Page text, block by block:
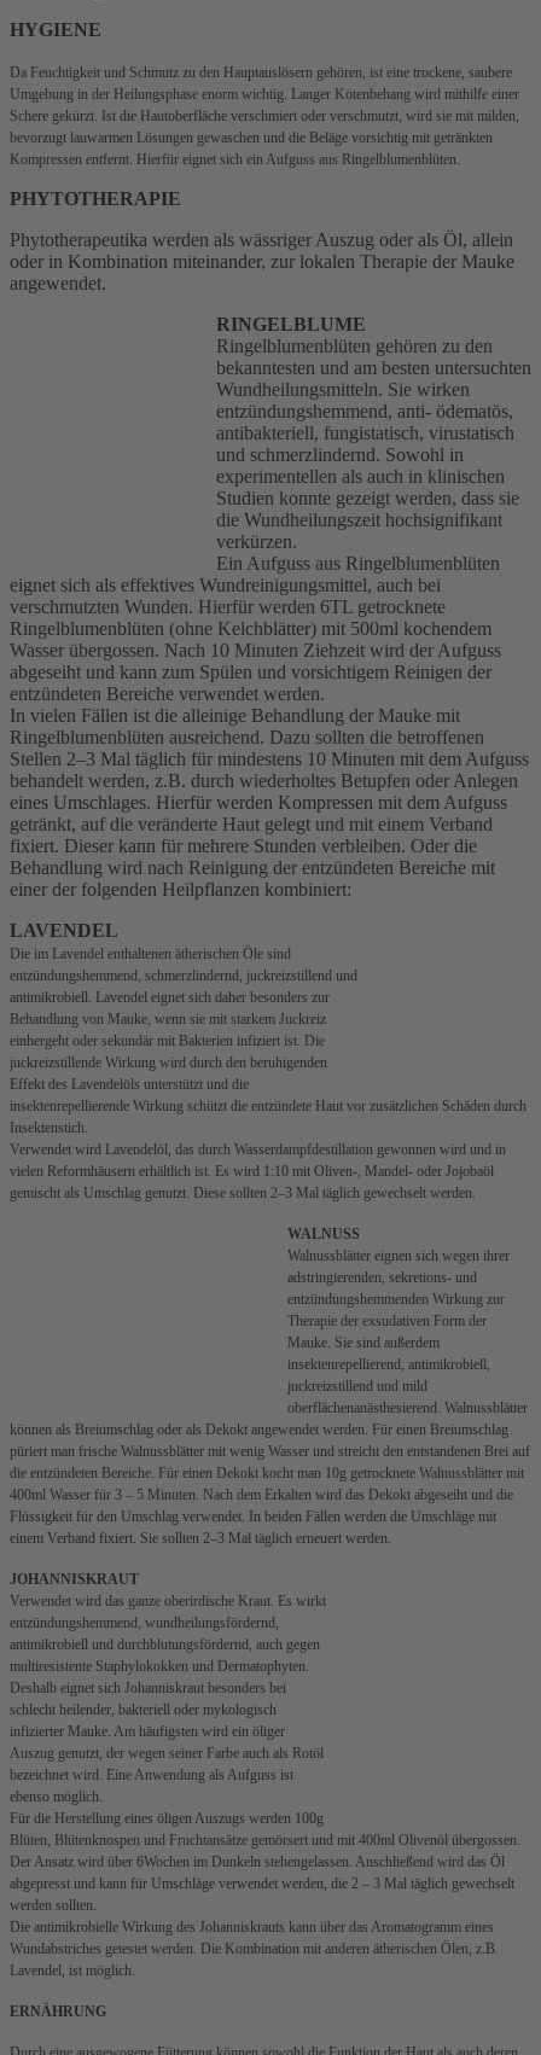
HYGIENE
Da Feuchtigkeit und Schmutz zu den Hauptauslösern gehören, ist eine trockene, saubere
Umgebung in der Heilungsphase enorm wichtig. Langer Kötenbehang wird mithilfe einer
Schere gekürzt. Ist die Hautoberfläche verschmiert oder verschmutzt, wird sie mit milden,
bevorzugt lauwarmen Lösungen gewaschen und die Beläge vorsichtig mit getränkten
Kompressen entfernt. Hierfür eignet sich ein Aufguss aus Ringelblumenblüten.
PHYTOTHERAPIE
Phytotherapeutika werden als wässriger Auszug oder als Öl, allein
oder in Kombination miteinander, zur lokalen Therapie der Mauke
angewendet.
RINGELBLUME
Ringelblumenblüten gehören zu den
bekanntesten und am besten untersuchten
Wundheilungsmitteln. Sie wirken
entzündungshemmend, anti- ödematös,
antibakteriell, fungistatisch, virustatisch
und schmerzlindernd. Sowohl in
experimentellen als auch in klinischen
Studien konnte gezeigt werden, dass sie
die Wundheilungszeit hochsignifikant
verkürzen.
Ein Aufguss aus Ringelblumenblüten
eignet sich als effektives Wundreinigungsmittel, auch bei
verschmutzten Wunden. Hierfür werden 6TL getrocknete
Ringelblumenblüten (ohne Kelchblätter) mit 500ml kochendem
Wasser übergossen. Nach 10 Minuten Ziehzeit wird der Aufguss
abgeseiht und kann zum Spülen und vorsichtigem Reinigen der
entzündeten Bereiche verwendet werden.
In vielen Fällen ist die alleinige Behandlung der Mauke mit
Ringelblumenblüten ausreichend. Dazu sollten die betroffenen
Stellen 2–3 Mal täglich für mindestens 10 Minuten mit dem Aufguss
behandelt werden, z.B. durch wiederholtes Betupfen oder Anlegen
eines Umschlages. Hierfür werden Kompressen mit dem Aufguss
getränkt, auf die veränderte Haut gelegt und mit einem Verband
fixiert. Dieser kann für mehrere Stunden verbleiben. Oder die
Behandlung wird nach Reinigung der entzündeten Bereiche mit
einer der folgenden Heilpflanzen kombiniert:
LAVENDEL
Die im Lavendel enthaltenen ätherischen Öle sind
entzündungshemmend, schmerzlindernd, juckreizstillend und
antimikrobiell. Lavendel eignet sich daher besonders zur
Behandlung von Mauke, wenn sie mit starkem Juckreiz
einhergeht oder sekundär mit Bakterien infiziert ist. Die
juckreizstillende Wirkung wird durch den beruhigenden
Effekt des Lavendelöls unterstützt und die
insektenrepellierende Wirkung schützt die entzündete Haut vor zusätzlichen Schäden durch
Insektenstich.
Verwendet wird Lavendelöl, das durch Wasserdampfdestillation gewonnen wird und in
vielen Reformhäusern erhältlich ist. Es wird 1:10 mit Oliven-, Mandel- oder Jojobaöl
gemischt als Umschlag genutzt. Diese sollten 2–3 Mal täglich gewechselt werden.
WALNUSS
Walnussblätter eignen sich wegen ihrer
adstringierenden, sekretions- und
entzündungshemmenden Wirkung zur
Therapie der exsudativen Form der
Mauke. Sie sind außerdem
insektenrepellierend, antimikrobiell,
juckreizstillend und mild
oberflächenanästhesierend. Walnussblätter
können als Breiumschlag oder als Dekokt angewendet werden. Für einen Breiumschlag
püriert man frische Walnussblätter mit wenig Wasser und streicht den entstandenen Brei auf
die entzündeten Bereiche. Für einen Dekokt kocht man 10g getrocknete Walnussblätter mit
400ml Wasser für 3 – 5 Minuten. Nach dem Erkalten wird das Dekokt abgeseiht und die
Flüssigkeit für den Umschlag verwendet. In beiden Fällen werden die Umschläge mit
einem Verband fixiert. Sie sollten 2–3 Mal täglich erneuert werden.
JOHANNISKRAUT
Verwendet wird das ganze oberirdische Kraut. Es wirkt
entzündungshemmend, wundheilungsfördernd,
antimikrobiell und durchblutungsfördernd, auch gegen
multiresistente Staphylokokken und Dermatophyten.
Deshalb eignet sich Johanniskraut besonders bei
schlecht heilender, bakteriell oder mykologisch
infizierter Mauke. Am häufigsten wird ein öliger
Auszug genutzt, der wegen seiner Farbe auch als Rotöl
bezeichnet wird. Eine Anwendung als Aufguss ist
ebenso möglich.
Für die Herstellung eines öligen Auszugs werden 100g
Blüten, Blütenknospen und Fruchtansätze gemörsert und mit 400ml Olivenöl übergossen.
Der Ansatz wird über 6Wochen im Dunkeln stehengelassen. Anschließend wird das Öl
abgepresst und kann für Umschläge verwendet werden, die 2 – 3 Mal täglich gewechselt
werden sollten.
Die antimikrobielle Wirkung des Johanniskrauts kann über das Aromatogramm eines
Wundabstriches getestet werden. Die Kombination mit anderen ätherischen Ölen, z.B.
Lavendel, ist möglich.
ERNÄHRUNG